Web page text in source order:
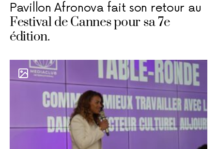
Pavillon Afronova fait son retour au
Festival de Cannes pour sa 7e
édition.